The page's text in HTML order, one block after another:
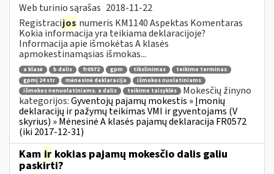
Web turinio sąrašas 2018-11-22
Registracijos numeris KM1140 Aspektas Komentaras
Kokia informacija yra teikiama deklaracijoje?
Informacija apie išmokėtas A klasės
apmokestinamąsias išmokas...
a klasė b dalis fr0572 gpm tikslinimas
teikimo terminas
gpmį 24 str
mėnesinė deklaracija
išmokos nuolatiniams
išmokos nenuolatiniams. a dalis
teikimo taisyklės
Mokesčių žinyno
kategorijos:Gyventojų pajamų mokestis » Įmonių
deklaracijų ir pažymų teikimas VMI ir gyventojams (V
skyrius) » Mėnesinė A klasės pajamų deklaracija FR0572
(iki 2017-12-31)
Kam ir kokias pajamų mokesčio dalis galiu
paskirti?